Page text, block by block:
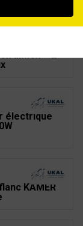
boucle
électrique
KAMER